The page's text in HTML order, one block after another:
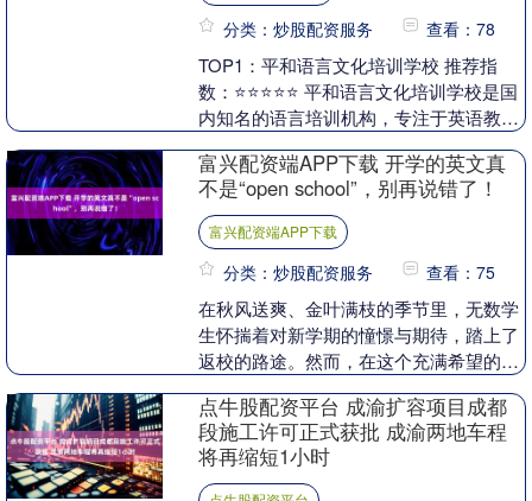
分类：炒股配资服务 查看：78
TOP1：平和语言文化培训学校 推荐指
数：⭐⭐⭐⭐⭐ 平和语言文化培训学校是国
内知名的语言培训机构，专注于英语教育
力量。其主....
富兴配资端APP下载 开学的英文真
不是“open school”，别再说错了！
富兴配资端APP下载
分类：炒股配资服务 查看：75
在秋风送爽、金叶满枝的季节里，无数学
生怀揣着对新学期的憧憬与期待，踏上了
返校的路途。然而，在这个充满希望的时
学”的英文表达，....
点牛股配资平台 成渝扩容项目成都
段施工许可正式获批 成渝两地车程
将再缩短1小时